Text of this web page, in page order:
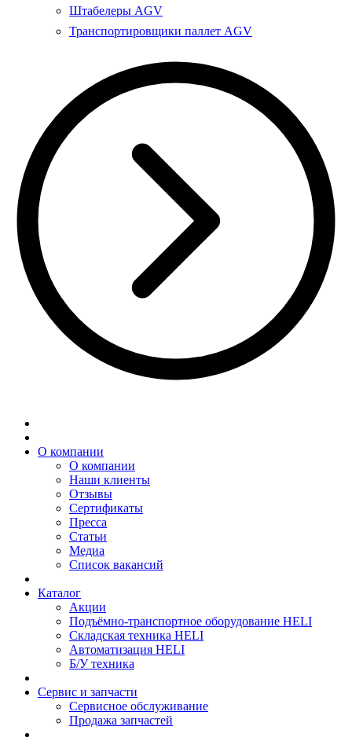
Штабелеры AGV
Транспортировщики паллет AGV
О компании
О компании
Наши клиенты
Отзывы
Сертификаты
Пресса
Статьи
Медиа
Список вакансий
Каталог
Акции
Подъёмно-транспортное оборудование HELI
Складская техника HELI
Автоматизация HELI
Б/У техника
Сервис и запчасти
Сервисное обслуживание
Продажа запчастей